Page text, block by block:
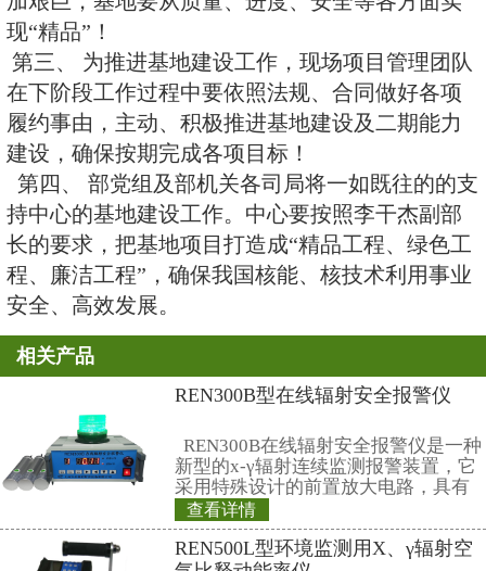
司汇报了基地高压线塔移改工作进
刘华总工程师充分肯定了基地建设
就基地下阶段工作做了四点指示：
第一、 基地建设项目设计单位、
单位都是通过公开招标方式确定
地目前已经进入实体施工阶段，现
前期各单位共同努力的结果，感谢
付出，也希望各单位继续努力保持
第二、 基地建设项目开始施工是
定，更是接下来工作考验的开始
加艰巨，基地要从质量、进度、
现“精品”！
第三、 为推进基地建设工作，现